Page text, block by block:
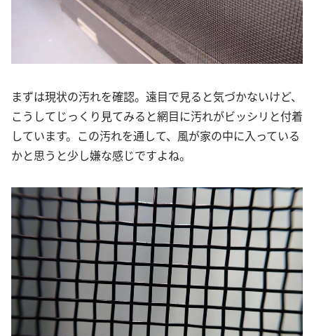
まずは現状の汚れを確認。遠目で見ると気づかないけど、
こうしてじっくり見てみると網目に汚れがビッシリと付着
しています。この汚れを通して、風が家の中に入っている
かと思うと少し嫌な感じですよね。